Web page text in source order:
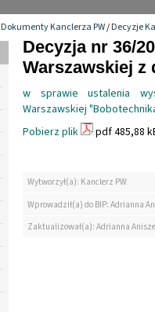
Dokumenty Kanclerza PW/Decyzje
Decyzja nr 36/
Warszawskiej z
w sprawie ustalenia
Warszawskiej
Pobierz plik
pdf 485,88
Wytworzył(a): Kanclerz PW
Wprowadził(a) do BIP: Adrianna
Zaktualizował(a): Adrianna